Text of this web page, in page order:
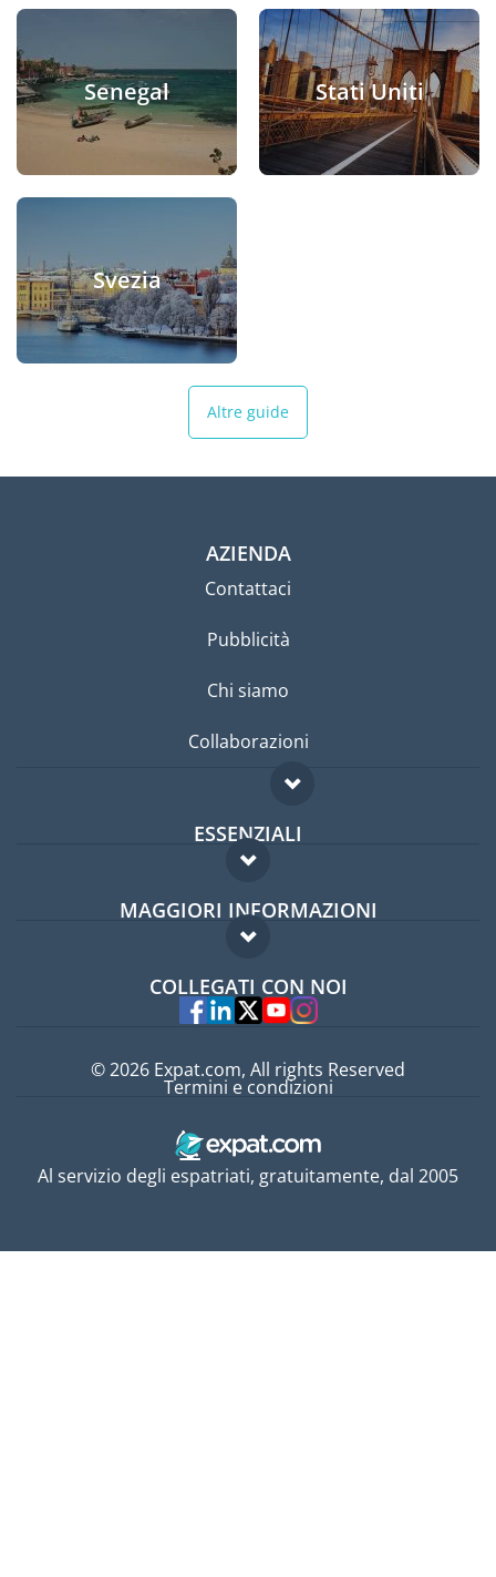
Senegal Stati Uniti
Svezia
Altre guide
AZIENDA
Contattaci
Pubblicità
Chi siamo
Collaborazioni
ESSENZIALI
Forum per expat
Guida per expat
MAGGIORI INFORMAZIONI
Domande frequenti
Esperti
COLLEGATI CON NOI
Al servizio degli espatriati, gratuitamente, dal 2005
© 2026 Expat.com, All rights Reserved
Termini e condizioni